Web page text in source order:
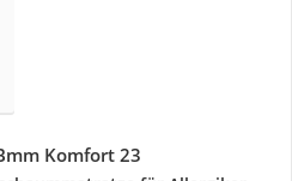
Komfort 23